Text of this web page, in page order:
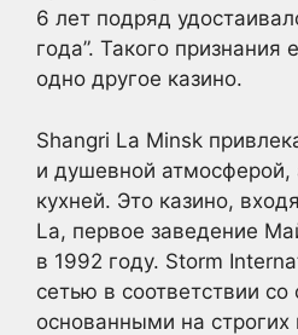
6 лет подряд
года”. Такого
одно другое казино.
Shangri La Minsk
и душевной атмосферой,
кухней. Это казино,
La, первое заведение
в 1992 году. Storm
сетью в соответствии
основанными на